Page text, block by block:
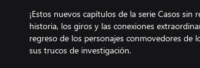
¡Estos nuevos capítulos de la serie Casos
historia, los giros y las conexiones
regreso de los personajes conmovedores
sus trucos de investigación.